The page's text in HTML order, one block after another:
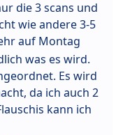
die 3 scans und
wie andere 3-5
auf Montag
was es wird.
Es wird
da ich auch 2
kann ich